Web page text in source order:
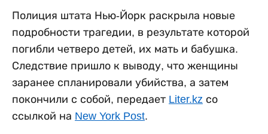
Полиция штата Нью-Йорк раскрыла новые
подробности трагедии, в результате которой
погибли четверо детей, их мать и бабушка.
Следствие пришло к выводу, что женщины
заранее спланировали убийства, а затем
покончили с собой, передает Liter.kz со
ссылкой на New York Post.